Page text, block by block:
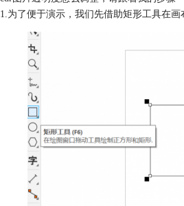
1.为了便于演示，我们先借助矩形工具在画